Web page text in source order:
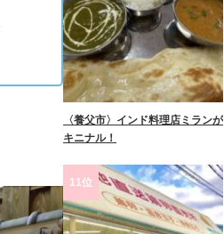
〈養父市〉インド料理店ミランが
キニナル！
11位